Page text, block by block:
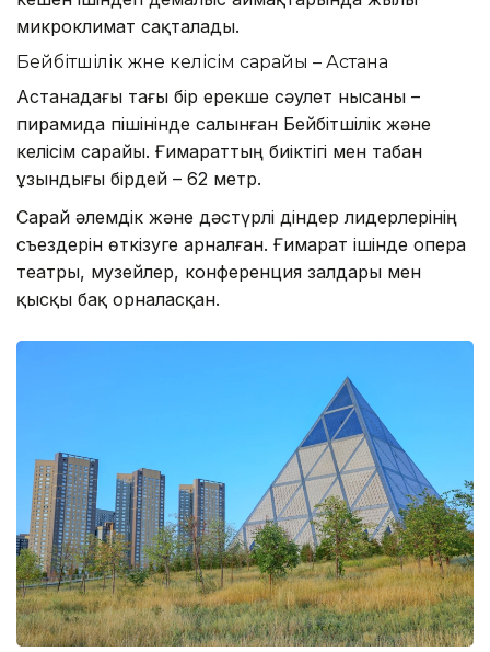
микроклимат сақталады.
Бейбітшілік және келісім сарайы – Астана
Астанадағы тағы бір ерекше сәулет нысаны –
пирамида пішінінде салынған Бейбітшілік және
келісім сарайы. Ғимараттың биіктігі мен табан
ұзындығы бірдей – 62 метр.
Сарай әлемдік және дәстүрлі діндер лидерлерінің
съездерін өткізуге арналған. Ғимарат ішінде опера
театры, музейлер, конференция залдары мен
қысқы бақ орналасқан.